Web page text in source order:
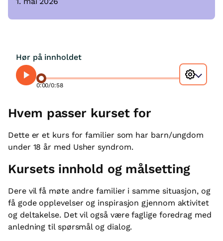
Hør på innholdet
0:00/0:58
Hvem passer kurset for
Dette er et kurs for familier som har barn/ungdom
under 18 år med Usher syndrom.
Kursets innhold og målsetting
Dere vil få møte andre familier i samme situasjon, og
få gode opplevelser og inspirasjon gjennom aktivitet
og deltakelse. Det vil også være faglige foredrag med
anledning til spørsmål og dialog.